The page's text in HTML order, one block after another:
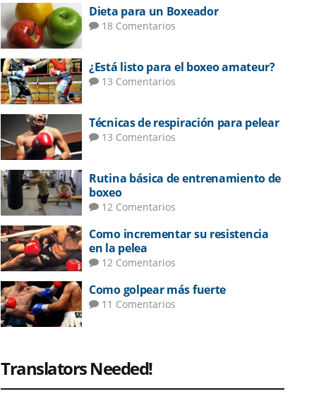
Dieta para un Boxeador
18 Comentarios
¿Está listo para el boxeo amateur?
13 Comentarios
Técnicas de respiración para pelear
13 Comentarios
Rutina básica de entrenamiento de
boxeo
12 Comentarios
Como incrementar su resistencia
en la pelea
12 Comentarios
Como golpear más fuerte
11 Comentarios
Translators Needed!